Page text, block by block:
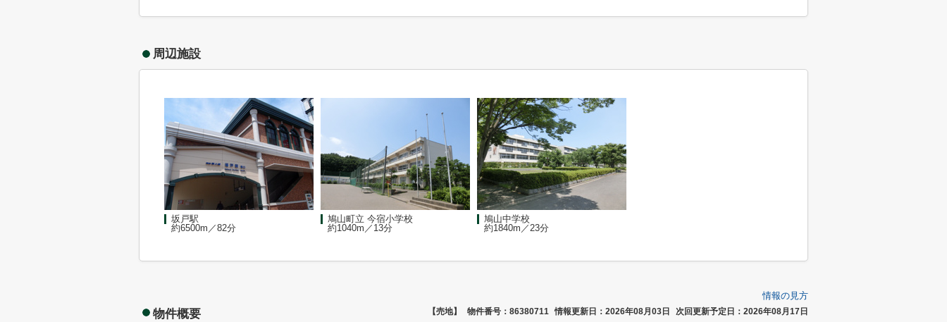
周辺施設
坂戸駅
約6500m／82分
鳩山町立 今宿小学校
約1040m／13分
鳩山中学校
約1840m／23分
情報の見方
物件概要 【売地】 物件番号：86380711 情報更新日：2026年08月03日 次回更新予定日：2026年08月17日